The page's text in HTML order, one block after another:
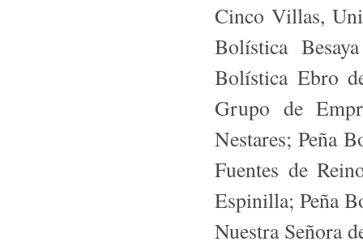
Cinco Villas,
Bolística
Bolística Ebro
Grupo de
Nestares; Peña
Fuentes de
Espinilla; Peña
Nuestra Señora